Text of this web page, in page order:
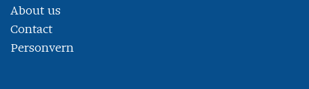
About us
Contact
Personvern